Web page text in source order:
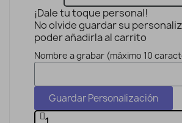
¡Dale tu toque personal!
No olvide guardar su
poder añadirla al carrito
Nombre a grabar (máximo 10
Guardar Personalización